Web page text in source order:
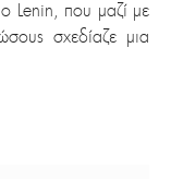
Lenin, που μαζί με
σχεδίαζε μια